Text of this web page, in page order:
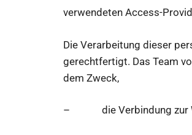
verwendeten Access-
Die Verarbeitung dieser
gerechtfertigt. Das Team
dem Zweck,
– die Verbindung zur